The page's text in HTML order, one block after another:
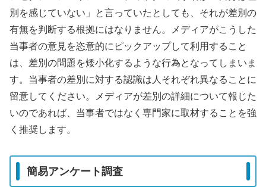
別を感じていない」と言っていたとしても、それが差別の
有無を判断する根拠にはなりません。メディアがこうした
当事者の意見を恣意的にピックアップして利用すること
は、差別の問題を矮小化するような行為となってしまいま
す。当事者の差別に対する認識は人それぞれ異なることに
留意してください。メディアが差別の詳細について報じた
いのであれば、当事者ではなく専門家に取材することを強
く推奨します。
簡易アンケート調査